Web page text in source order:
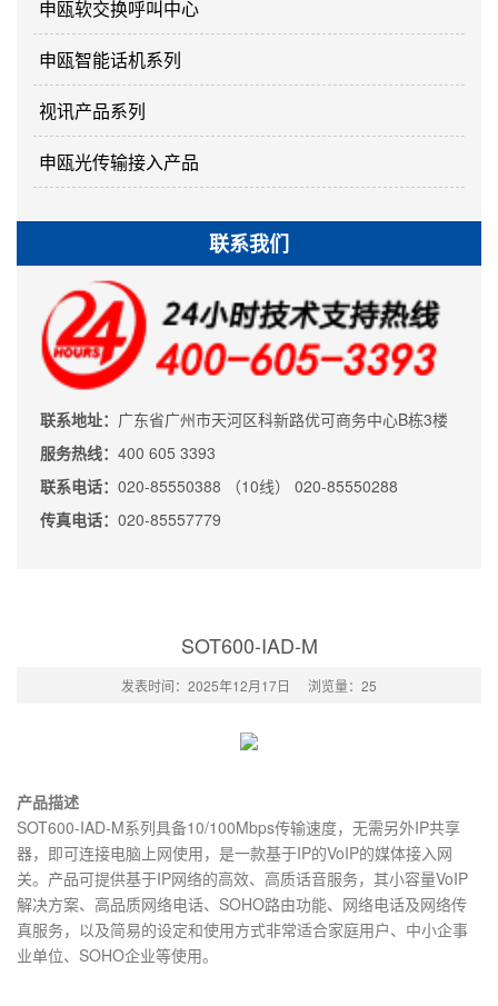
申瓯软交换呼叫中心
申瓯智能话机系列
视讯产品系列
申瓯光传输接入产品
联系我们
联系地址： 广东省广州市天河区科新路优可商务中心B栋3楼
服务热线： 400 605 3393
联系电话： 020-85550388 （10线） 020-85550288
传真电话： 020-85557779
SOT600-IAD-M
发表时间：2025年12月17日 浏览量：25
产品描述
SOT600-IAD-M系列具备10/100Mbps传输速度，无需另外IP共享
器，即可连接电脑上网使用，是一款基于IP的VoIP的媒体接入网
关。产品可提供基于IP网络的高效、高质话音服务，其小容量VoIP
解决方案、高品质网络电话、SOHO路由功能、网络电话及网络传
真服务，以及简易的设定和使用方式非常适合家庭用户、中小企事
业单位、SOHO企业等使用。